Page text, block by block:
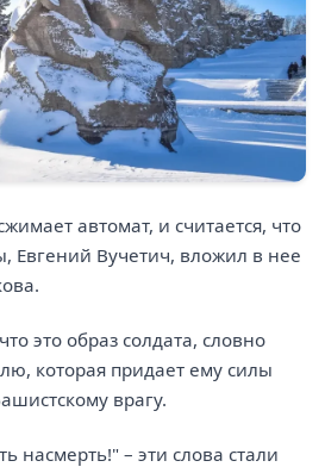
автомат, и считается, что
Евгений Вучетич, вложил в нее
это образ солдата, словно
которая придает ему силы
врагу.
насмерть!" – эти слова стали